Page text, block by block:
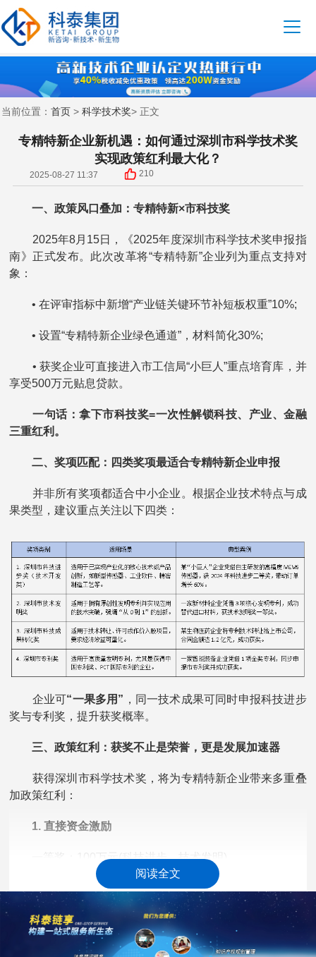
当前位置： 首页 > 科学技术奖> 正文
专精特新企业新机遇：如何通过深圳市科学技术奖
实现政策红利最大化？
2025-08-27 11:37 210
一、政策风口叠加：专精特新×市科技奖
2025年8月15日，《2025年度深圳市科学技术奖申报指
南》正式发布。此次改革将“专精特新”企业列为重点支持对
象：
• 在评审指标中新增“产业链关键环节补短板权重”10%;
• 设置“专精特新企业绿色通道”，材料简化30%;
• 获奖企业可直接进入市工信局“小巨人”重点培育库，并
享受500万元贴息贷款。
一句话：拿下市科技奖=一次性解锁科技、产业、金融
三重红利。
二、奖项匹配：四类奖项最适合专精特新企业申报
并非所有奖项都适合中小企业。根据企业技术特点与成
果类型，建议重点关注以下四类：
企业可“一果多用” ，同一技术成果可同时申报科技进步
奖与专利奖，提升获奖概率。
三、政策红利：获奖不止是荣誉，更是发展加速器
获得深圳市科学技术奖，将为专精特新企业带来多重叠
加政策红利：
1. 直接资金激励
一等奖：100万元(科技进步、技术发明)
二等奖：50万元
三等奖：30万元
专利奖最高奖励50万元/项
阅读全文